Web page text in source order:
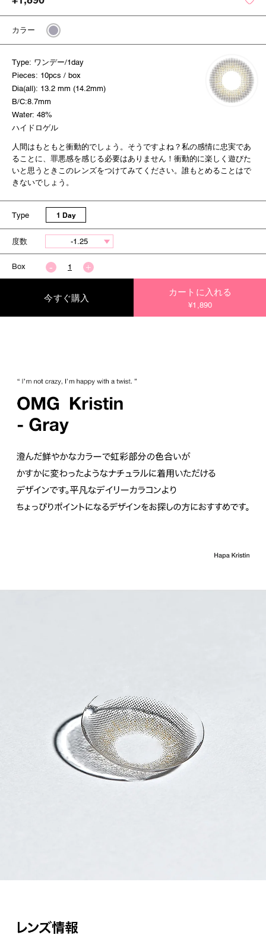
カラー
Type: ワンデー/1day
Pieces: 10pcs / box
Dia(all): 13.2 mm (14.2mm)
B/C:8.7mm
Water: 48%
ハイドロゲル
人間はもともと衝動的でしょう。そうですよね？私の感情に忠実であ
ることに、罪悪感を感じる必要はありません！衝動的に楽しく遊びた
いと思うときこのレンズをつけてみてください。誰もとめることはで
きないでしょう。
Type 1 Day
度数
Box
今すぐ購入
カートに入れる
¥1,890